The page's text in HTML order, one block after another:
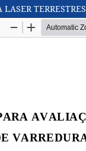
TERRESTRES